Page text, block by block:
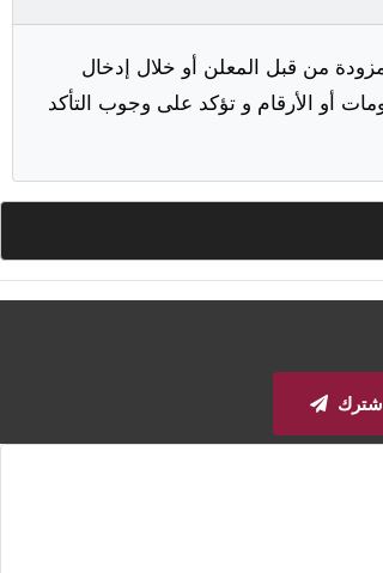
من قبل المعلن أو خلال إدخال
أو الأرقام و تؤكد على وجوب التأكد